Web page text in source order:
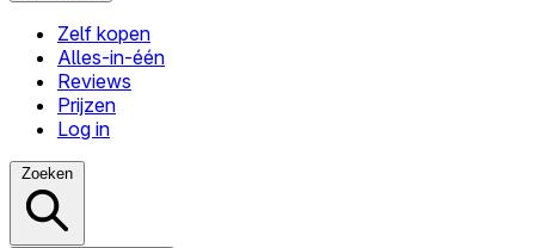
Zelf kopen
Alles-in-één
Reviews
Prijzen
Log in
Zoeken